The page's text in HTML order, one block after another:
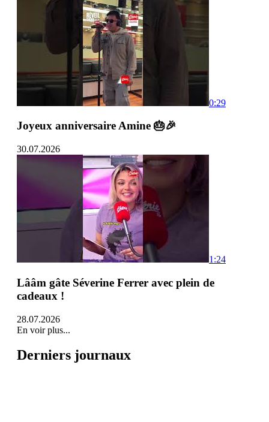
0:29
Joyeux anniversaire Amine 🎂🎉
30.07.2026
1:24
Lââm gâte Séverine Ferrer avec plein de
cadeaux !
28.07.2026
En voir plus...
Derniers journaux